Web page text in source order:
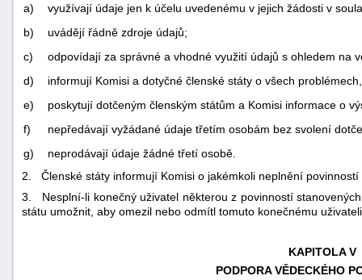
a)
využívají údaje jen k účelu uvedenému v jejich žádosti v
b)
uvádějí řádně zdroje údajů;
c)
odpovídají za správné a vhodné využití údajů s ohledem na
d)
informují Komisi a dotyčné členské státy o všech
e)
poskytují dotčeným členským státům a Komisi informace o
f)
nepředávají vyžádané údaje třetím osobám bez svolení
g)
neprodávají údaje žádné třetí osobě.
2. Členské státy informují Komisi o jakémkoli neplnění povinností
3. Nesplní-li konečný uživatel některou z povinností
státu umožnit, aby omezil nebo odmítl tomuto konečnému
KAPITOLA V
PODPORA VĚDECKÉHO